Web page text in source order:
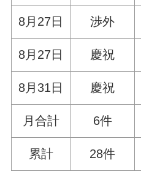
8月27日 渉外
8月27日 慶祝
8月31日 慶祝
月合計 6件
累計 28件